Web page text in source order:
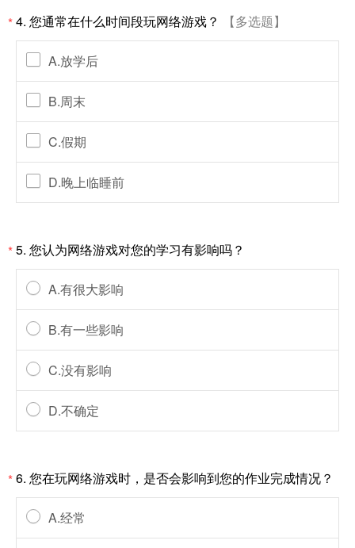
*4. 您通常在什么时间段玩网络游戏？ 【多选题】
A.放学后
B.周末
C.假期
D.晚上临睡前
*5. 您认为网络游戏对您的学习有影响吗？
A.有很大影响
B.有一些影响
C.没有影响
D.不确定
*6. 您在玩网络游戏时，是否会影响到您的作业完成情况？
A.经常